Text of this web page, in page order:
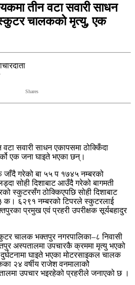
तीन वटा सवारी साधन
चालकको मृत्यु, एक
Shares
सवारी साधन एकापसमा ठोक्किँदा
एक जना घाइते भएका छन्।
जाँदै गरेको बा ५५ प १७४५ नम्बरको
सोही दिशाबाट आउँदै गरेको बागमती
स्कुटरसँग ठोक्किएपछि सोही दिशाबाट
६२९१ नम्बरको टिपरले स्कुटरलाई
प्रमुख एवं प्रहरी उपरीक्षक सूर्यबहादुर
चालक भक्तपुर नगरपालिका–८ निवासी
अस्पतालमा उपचारकै क्रममा मृत्यु भएको
घाइते भएका मोटरसाइकल चालक
२४ वर्षीय राजेश वनमालाकोे
उपचार भइरहेको प्रहरीले जनाएको छ ।